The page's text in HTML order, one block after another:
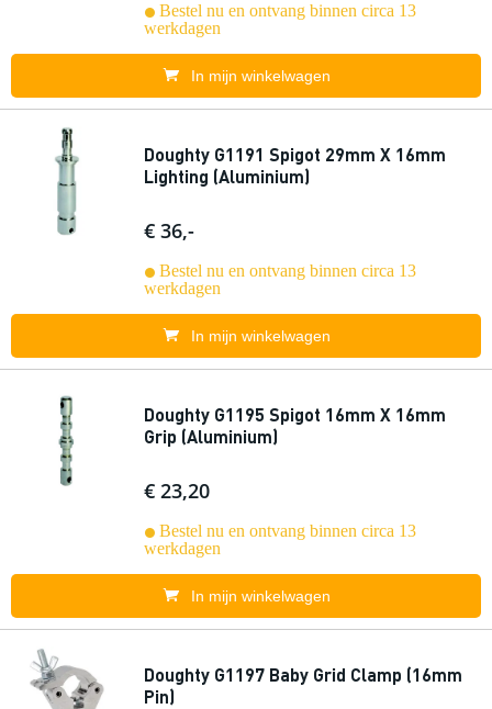
Bestel nu en ontvang binnen circa 13
werkdagen
In mijn winkelwagen
Doughty G1191 Spigot 29mm X 16mm
Lighting (Aluminium)
€ 36,-
Bestel nu en ontvang binnen circa 13
werkdagen
In mijn winkelwagen
Doughty G1195 Spigot 16mm X 16mm
Grip (Aluminium)
€ 23,20
Bestel nu en ontvang binnen circa 13
werkdagen
In mijn winkelwagen
Doughty G1197 Baby Grid Clamp (16mm
Pin)